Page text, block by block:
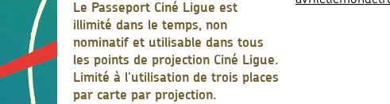
Le Passeport Ciné Ligue est
illimité dans le temps, non
nominatif et utilisable dans tous
les points de projection Ciné Ligue.
Limité à l'utilisation de trois places
par carte par projection.